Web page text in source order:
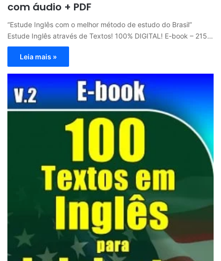
com áudio + PDF
“Estude Inglês com o melhor método de estudo do Brasil”
Estude Inglês através de Textos! 100% DIGITAL! E-book – 215…
Leia mais »